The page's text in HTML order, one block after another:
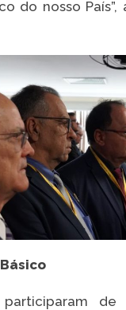
do nosso País”,
de